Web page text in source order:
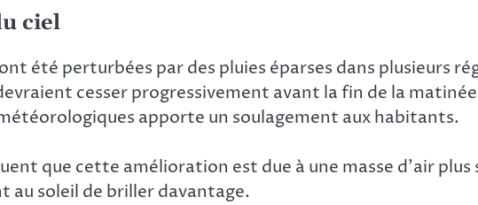
ciel
été perturbées par des pluies éparses dans plusieurs
cesser progressivement avant la fin de la
apporte un soulagement aux habitants.
que cette amélioration est due à une masse d’air plus
soleil de briller davantage.